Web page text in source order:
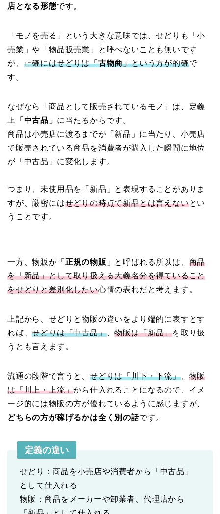
店となる形態です。
「モノを売る」という大きな意味では、せどりも「小
売業」や「物品販売業」と呼べないことも無いです
が、 正確にはせどりは「古物商」という方が的確で
す。
なぜなら「商品として販売されているモノ」は、定義
上
「中古品」 に当たるからです。
商品は小売店に渡るまでが「新品」に当たり、小売店
で販売されている商品を消費者が購入した瞬間に地位
が「中古品」に変化します。
つまり、未使用品を「新品」と表現することがありま
すが、厳密にはせどりの時点で新品とは言えないとい
うことです。
一方、物販が 「正規の物販」 と呼ばれる所以は、 商品
を「新品」として取り扱える大義名分を得ていること
をせどりと差別化したい心情の表れだと考えます。
上記から、せどりと物販の違いをより端的に表すとす
れば、せどりは「中古品」、物販は「新品」を取り扱
うとも言えます。
流通の段階で言うと、 せどりは「川下・下流」、 物販
は「川上・上流」から仕入れることになるので、イメ
ージ的には物販の方が優れているように感じますが、
どちらの方が稼げるかは全く別の話です。
定義の違い
せどり：商品を小売店や消費者から「中古品」
として仕入れる
物販：商品をメーカーや卸業者、代理店から